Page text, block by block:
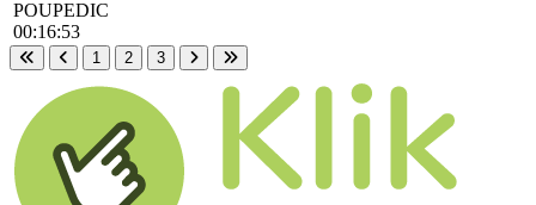
POUPEDIC
00:16:53
Première page
Page précédente
1 2
3
Page suivante
Dernière page